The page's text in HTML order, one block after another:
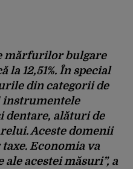
mărfurilor bulgare
la 12,51%. În special
din categorii de
instrumentele
dentare, alături de
Aceste domenii
Economia va
acestei măsuri”, a